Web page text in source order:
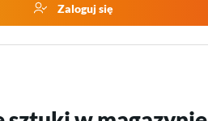
Zaloguj się